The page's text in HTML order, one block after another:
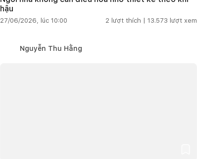
hậu
27/06/2026, lúc 10:00 2 lượt thích | 13.573 lượt xem
Nguyễn Thu Hằng